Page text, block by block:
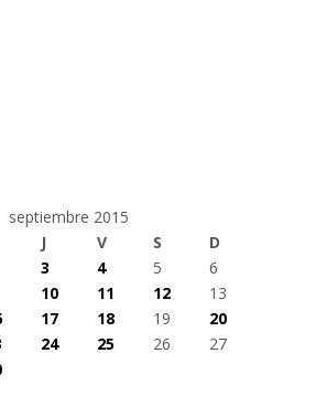
septiembre 2015
J V S
D
3 4 5
6
10 11 12
13
17 18 19
20
24 25 26
27